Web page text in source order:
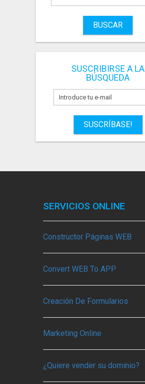
BUSCAR
SUSCRIBIRSE A LA
BÚSQUEDA
SUSCRÍBASE!
SERVICIOS ONLINE
Constructor Páginas WEB
Convert WEB To APP
Creación De Formularios
Marketing Online
¿Quiere vender su dominio?